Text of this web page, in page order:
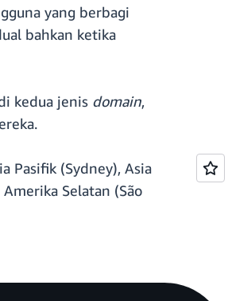
yang berbagi
bahkan ketika
kedua jenis domain,
Pasifik (Sydney), Asia
Selatan (São